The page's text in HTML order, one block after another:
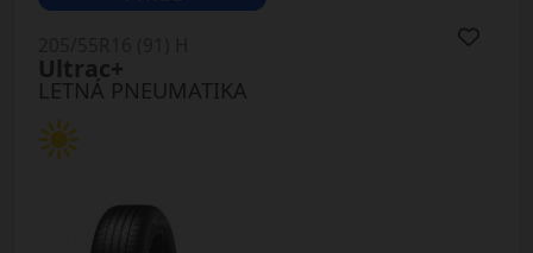
LETNÁ PNEUMATIKA
Ultrac+